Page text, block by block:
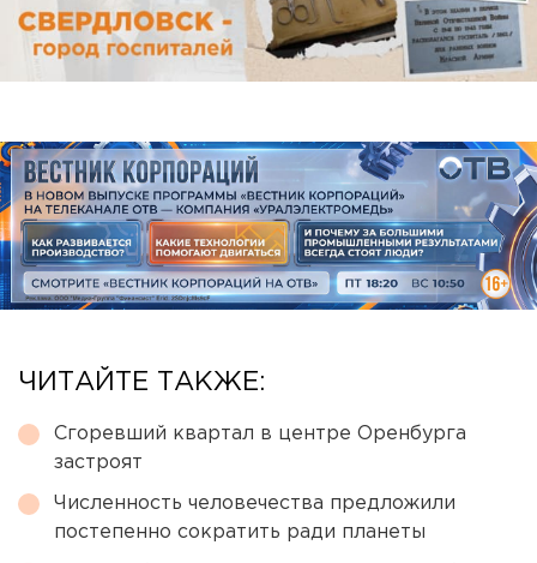
ЧИТАЙТЕ ТАКЖЕ:
Сгоревший квартал в центре Оренбурга
застроят
Численность человечества предложили
постепенно сократить ради планеты